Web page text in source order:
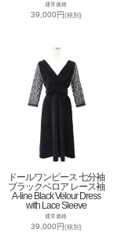
通常価格
39,000円(税別)
ドールワンピース 七分袖
ブラックベロア レース袖
A-line Black Velour Dress
with Lace Sleeve
通常価格
39,000円(税別)